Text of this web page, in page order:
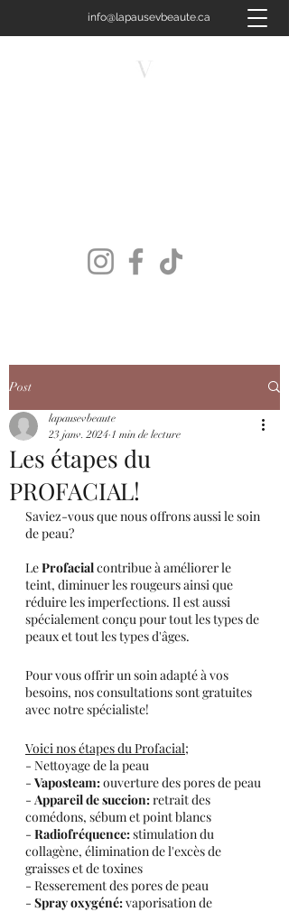
info@lapausevbeaute.ca
Post
Les étapes du
PROFACIAL!
lapausevbeaute
23 janv. 2024 1 min de lecture
Saviez-vous que nous offrons aussi le soin
de peau?
Le Profacial contribue à améliorer le
teint, diminuer les rougeurs ainsi que
réduire les imperfections. Il est aussi
spécialement conçu pour tout les types de
peaux et tout les types d'âges.
Pour vous offrir un soin adapté à vos
besoins, nos consultations sont gratuites
avec notre spécialiste!
Voici nos étapes du Profacial;
- Nettoyage de la peau
- Vaposteam: ouverture des pores de peau
- Appareil de succion: retrait des
comédons, sébum et point blancs
- Radiofréquence: stimulation du
collagène, élimination de l'excès de
graisses et de toxines
- Resserement des pores de peau
- Spray oxygéné: vaporisation de